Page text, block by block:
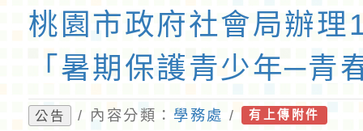
桃園市政府社會局辦理
「暑期保護青少年─青
公告 / 內容分類： 學務處 / 有上傳附件